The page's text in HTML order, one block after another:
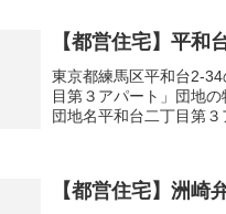
【都営住宅】平和
東京都練馬区平和台2-
目第３アパート」団地
団地名平和台二丁目第３
【都営住宅】洲崎